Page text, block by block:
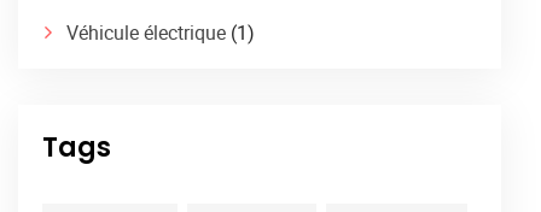
Véhicule électrique (1)
Tags